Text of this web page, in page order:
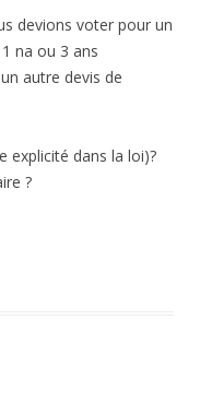
devions voter pour un
na ou 3 ans
autre devis de
explicité dans la loi)?
?